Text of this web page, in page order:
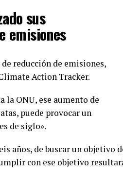
sus
emisiones
reducción de emisiones,
Action Tracker.
la ONU, ese aumento de
puede provocar un
de siglo».
años, de buscar un objetivo
con ese objetivo